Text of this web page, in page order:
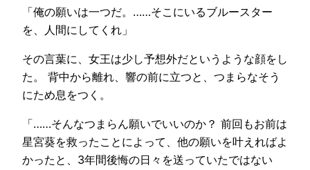
「俺の願いは一つだ。……そこにいるブルースター
を、人間にしてくれ」
その言葉に、女王は少し予想外だというような顔をし
た。 背中から離れ、響の前に立つと、つまらなそう
にため息をつく。
「……そんなつまらん願いでいいのか？ 前回もお前は
星宮葵を救ったことによって、他の願いを叶えればよ
かったと、3年間後悔の日々を送っていたではない